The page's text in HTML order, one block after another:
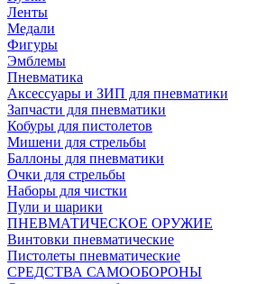
Ленты
Медали
Фигуры
Эмблемы
Пневматика
Аксессуары и ЗИП для пневматики
Запчасти для пневматики
Кобуры для пистолетов
Мишени для стрельбы
Баллоны для пневматики
Очки для стрельбы
Наборы для чистки
Пули и шарики
ПНЕВМАТИЧЕСКОЕ ОРУЖИЕ
Винтовки пневматические
Пистолеты пневматические
СРЕДСТВА САМООБОРОНЫ